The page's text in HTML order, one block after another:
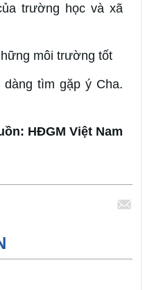
trường học và xã
môi trường tốt
tìm gặp ý Cha.
HĐGM Việt Nam